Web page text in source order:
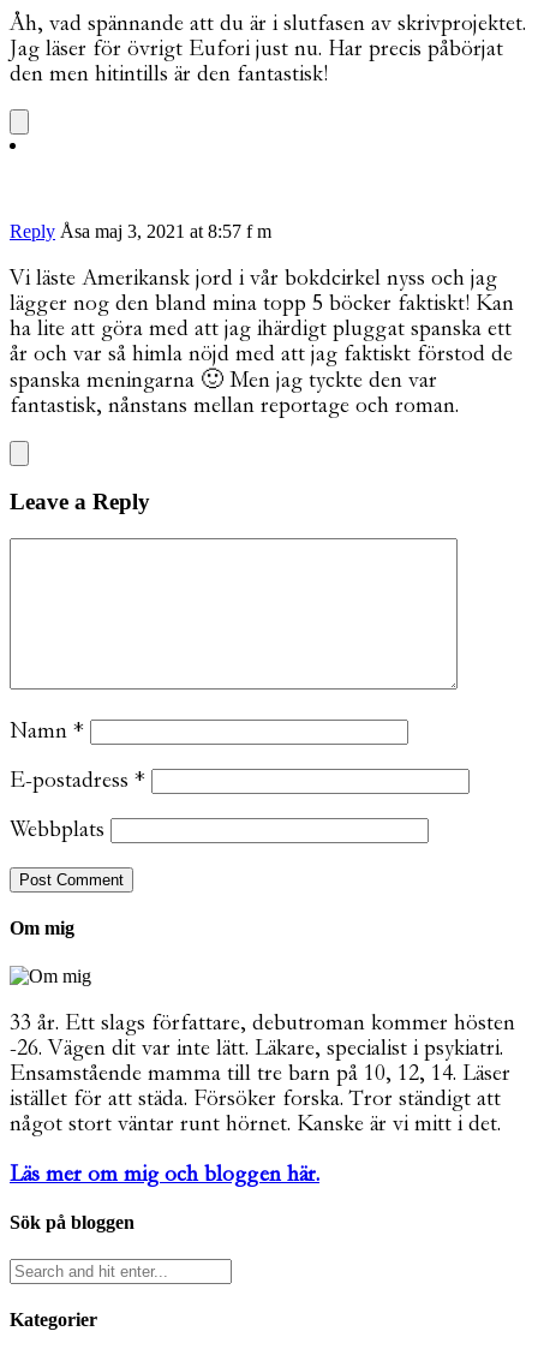
Åh, vad spännande att du är i slutfasen av skrivprojektet.
Jag läser för övrigt Eufori just nu. Har precis påbörjat
den men hitintills är den fantastisk!
Reply Åsa maj 3, 2021 at 8:57 f m
Vi läste Amerikansk jord i vår bokdcirkel nyss och jag
lägger nog den bland mina topp 5 böcker faktiskt! Kan
ha lite att göra med att jag ihärdigt pluggat spanska ett
år och var så himla nöjd med att jag faktiskt förstod de
spanska meningarna 🙂 Men jag tyckte den var
fantastisk, nånstans mellan reportage och roman.
Leave a Reply
Namn *
E-postadress *
Webbplats
Om mig
33 år. Ett slags författare, debutroman kommer hösten
-26. Vägen dit var inte lätt. Läkare, specialist i psykiatri.
Ensamstående mamma till tre barn på 10, 12, 14. Läser
istället för att städa. Försöker forska. Tror ständigt att
något stort väntar runt hörnet. Kanske är vi mitt i det.
Läs mer om mig och bloggen här.
Sök på bloggen
Kategorier